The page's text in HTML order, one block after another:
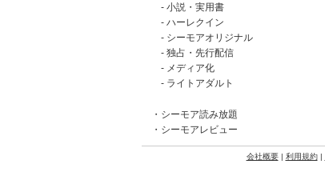
小説・実用書
ハーレクイン
シーモアオリジナル
独占・先行配信
メディア化
ライトアダルト
シーモア読み放題
シーモアレビュー
会社概要| 利用規約|